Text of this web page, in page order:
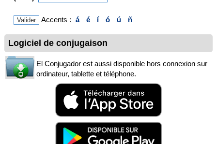
Accents : á é í ó ú ñ
Logiciel de conjugaison
El Conjugador est aussi disponible hors connexion sur
ordinateur, tablette et téléphone.